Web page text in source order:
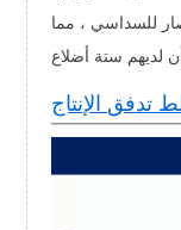
للسداسي ، مما
تدفق الإنتاج